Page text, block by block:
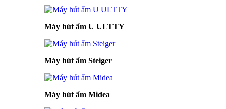
Máy hút ẩm U ULTTY
Máy hút ẩm Steiger
Máy hút ẩm Midea